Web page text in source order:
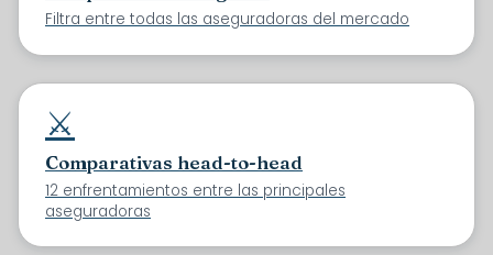
Filtra entre todas las aseguradoras del mercado
⚔️
Comparativas head-to-head
12 enfrentamientos entre las principales
aseguradoras